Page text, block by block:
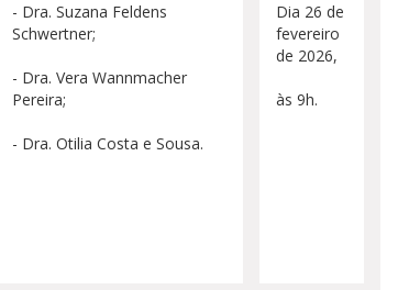
- Dra. Suzana Feldens
Schwertner;
- Dra. Vera Wannmacher
Pereira;
- Dra. Otilia Costa e Sousa.
Dia 26 de
fevereiro
de 2026,
às 9h.